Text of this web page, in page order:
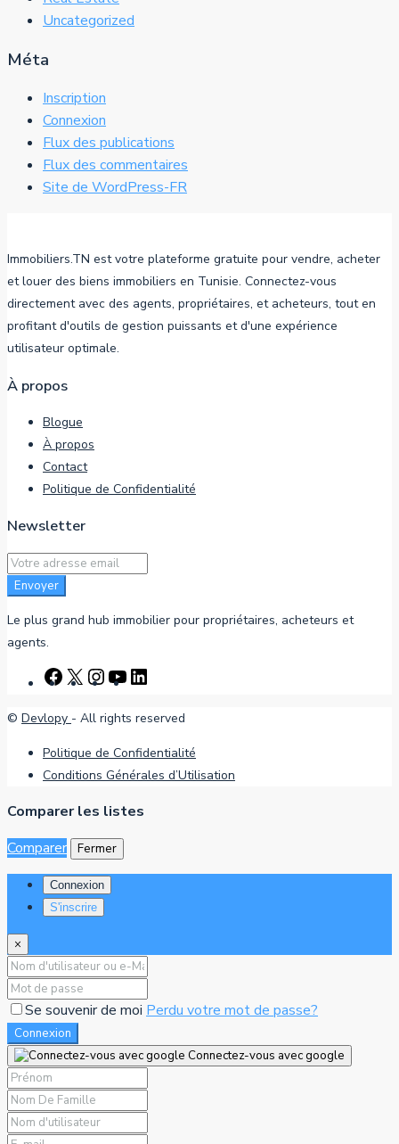
Uncategorized
Méta
Inscription
Connexion
Flux des publications
Flux des commentaires
Site de WordPress-FR
Immobiliers.TN est votre plateforme gratuite pour vendre, acheter
et louer des biens immobiliers en Tunisie. Connectez-vous
directement avec des agents, propriétaires, et acheteurs, tout en
profitant d'outils de gestion puissants et d'une expérience
utilisateur optimale.
À propos
Blogue
À propos
Contact
Politique de Confidentialité
Newsletter
Envoyer
Le plus grand hub immobilier pour propriétaires, acheteurs et
agents.
© Devlopy - All rights reserved
Politique de Confidentialité
Conditions Générales d’Utilisation
Comparer les listes
Comparer
Fermer
Connexion
S'inscrire
×
Se souvenir de moi Perdu votre mot de passe?
Connexion
Connectez-vous avec google